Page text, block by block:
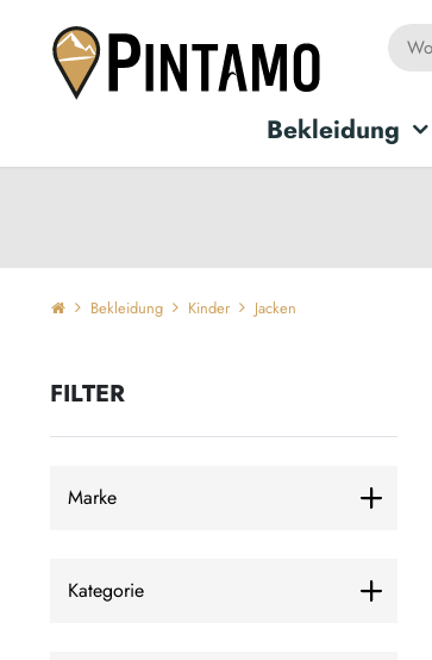
Bekleidung
Bekleidung Kinder Jacken
FILTER
Marke
Kategorie